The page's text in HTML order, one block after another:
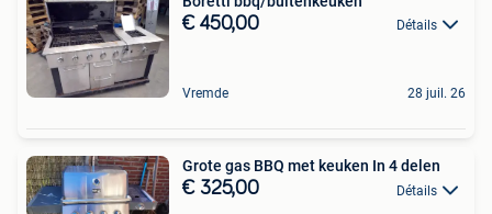
€ 450,00 Détails
Vremde 28 juil. 26
Grote gas BBQ met keuken In 4 delen
€ 325,00 Détails